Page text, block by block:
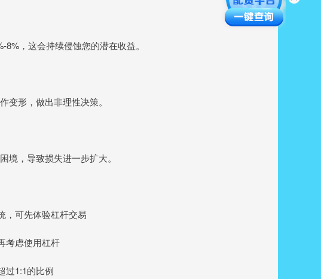
，这会持续侵蚀您的潜在收益。
变形，做出非理性决策。
境，导致损失进一步扩大。
，可先体验杠杆交易
考虑使用杠杆
过1:1的比例